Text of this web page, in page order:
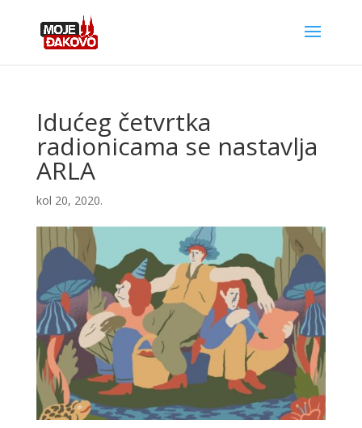
Idućeg četvrtka
radionicama se nastavlja
ARLA
kol 20, 2020.